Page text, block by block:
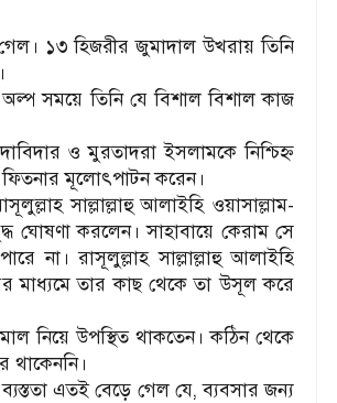
১৩ হিজরীর জুমাদাল উখরায় তিনি
সময়ে তিনি যে বিশাল বিশাল কাজ
ও মুরতাদরা ইসলামকে নিশ্চিহ্ন
ফিতনার মূলোৎপাটন করেন।
সাল্লাল্লাহু আলাইহি ওয়াসাল্লাম-
ঘোষণা করলেন। সাহাবায়ে কেরাম সে
না। রাসূলুল্লাহ সাল্লাল্লাহু আলাইহি
মাধ্যমে তার কাছ থেকে তা উসূল করে
নিয়ে উপস্থিত থাকতেন। কঠিন থেকে
থাকেননি।
এতই বেড়ে গেল যে, ব্যবসার জন্য